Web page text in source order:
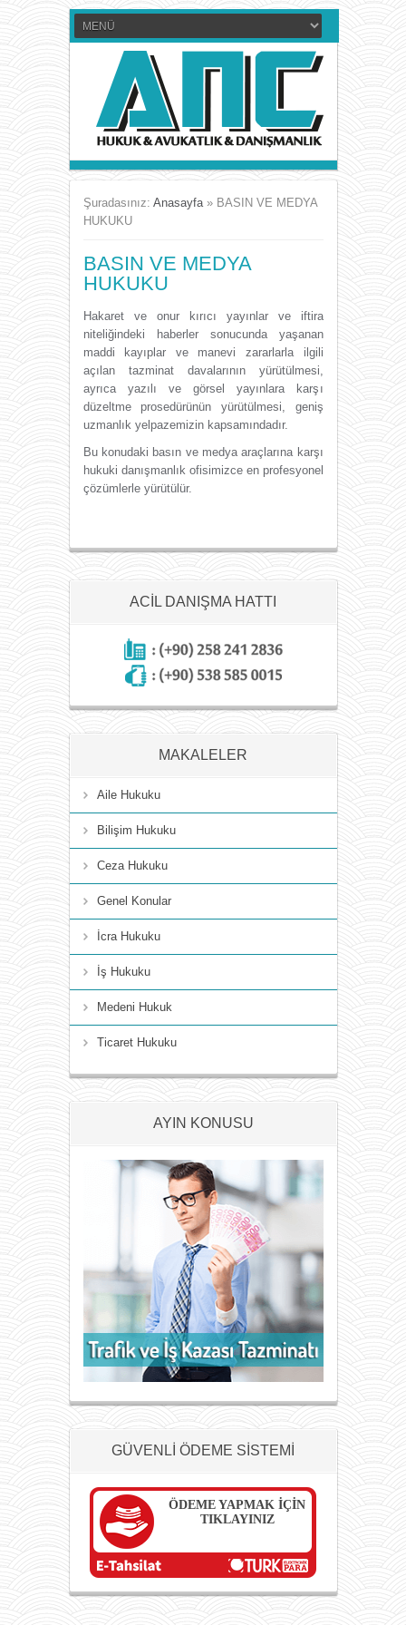
Şuradasınız: Anasayfa » BASIN VE MEDYA
HUKUKU
BASIN VE MEDYA
HUKUKU
Hakaret ve onur kırıcı yayınlar ve iftira
niteliğindeki haberler sonucunda yaşanan
maddi kayıplar ve manevi zararlarla ilgili
açılan tazminat davalarının yürütülmesi,
ayrıca yazılı ve görsel yayınlara karşı
düzeltme prosedürünün yürütülmesi, geniş
uzmanlık yelpazemizin kapsamındadır.
Bu konudaki basın ve medya araçlarına karşı
hukuki danışmanlık ofisimizce en profesyonel
çözümlerle yürütülür.
ACIL DANIŞMA HATTI
MAKALELER
Aile Hukuku
Bilişim Hukuku
Ceza Hukuku
Genel Konular
İcra Hukuku
İş Hukuku
Medeni Hukuk
Ticaret Hukuku
AYIN KONUSU
GÜVENLİ ÖDEME SİSTEMİ
ÖDEME YAPMAK İÇİN
TIKLAYINIZ